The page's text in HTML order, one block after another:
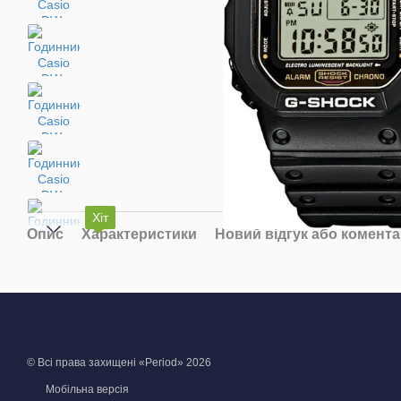
Хіт
Опис Характеристики Новий відгук або
© Всі права захищені «Period» 2026
Мобільна версія